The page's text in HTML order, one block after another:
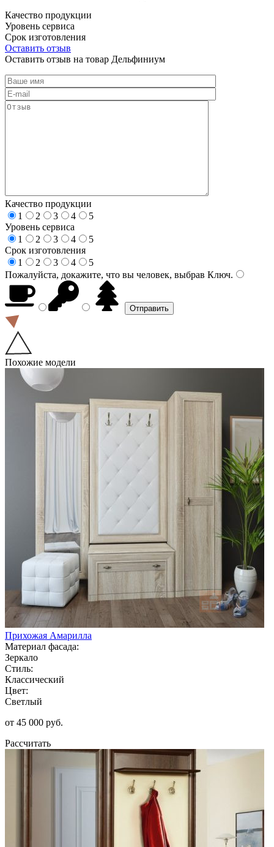
Качество продукции
Уровень сервиса
Срок изготовления
Оставить отзыв
Оставить отзыв на товар Дельфиниум
Качество продукции
1
2 3 4
5
Уровень сервиса
1
2 3 4
5
Срок изготовления
1
2 3 4
5
Пожалуйста, докажите, что вы человек, выбрав Ключ.
Похожие модели
Прихожая Амарилла
Материал фасада:
Зеркало
Стиль:
Классический
Цвет:
Светлый
от 45 000 руб.
Рассчитать